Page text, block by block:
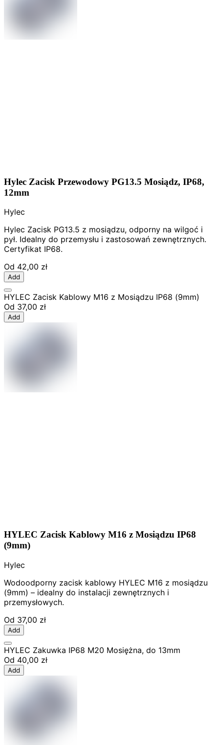
Hylec Zacisk Przewodowy PG13.5 Mosiądz, IP68,
12mm
Hylec
Hylec Zacisk PG13.5 z mosiądzu, odporny na wilgoć i
pył. Idealny do przemysłu i zastosowań zewnętrznych.
Certyfikat IP68.
Od 42,00 zł
Add
HYLEC Zacisk Kablowy M16 z Mosiądzu IP68 (9mm)
Od 37,00 zł
Add
HYLEC Zacisk Kablowy M16 z Mosiądzu IP68
(9mm)
Hylec
Wodoodporny zacisk kablowy HYLEC M16 z mosiądzu
(9mm) – idealny do instalacji zewnętrznych i
przemysłowych.
Od 37,00 zł
Add
HYLEC Zakuwka IP68 M20 Mosiężna, do 13mm
Od 40,00 zł
Add